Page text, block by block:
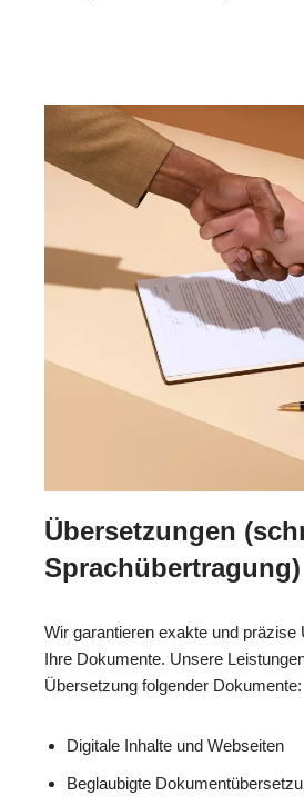
Übersetzungen
Sprachübertragung)
Wir garantieren exakte und präzise
Ihre Dokumente. Unsere
Übersetzung folgender Dokumente:
Digitale Inhalte und Webseiten
Beglaubigte